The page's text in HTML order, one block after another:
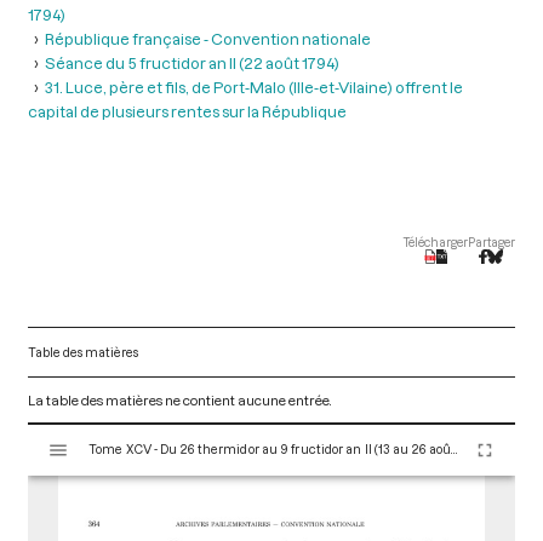
1794)
République française - Convention nationale
Séance du 5 fructidor an II (22 août 1794)
31. Luce, père et fils, de Port-Malo (Ille-et-Vilaine) offrent le
capital de plusieurs rentes sur la République
TéléchargerPartager
Table des matières
La table des matières ne contient aucune entrée.
s